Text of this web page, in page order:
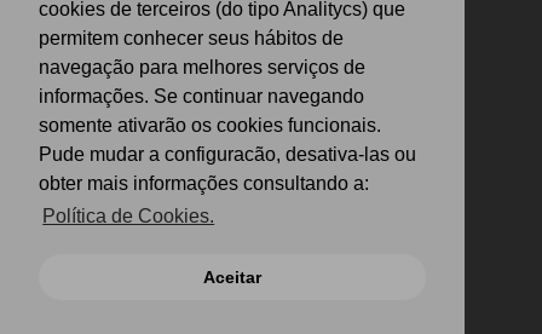
cookies de terceiros (do tipo Analitycs) que
permitem conhecer seus hábitos de
navegação para melhores serviços de
informações. Se continuar navegando
somente ativarão os cookies funcionais.
Pude mudar a configuracão, desativa-las ou
obter mais informações consultando a:
Política de Cookies.
Aceitar
Política de Cookies
Politica de Privacidade